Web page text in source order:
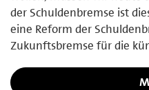
der Schuldenbremse ist
eine Reform der
Zukunftsbremse für die